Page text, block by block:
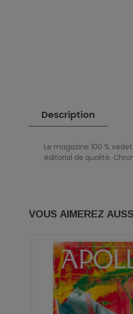
Description
Le magazine 100 %
éditorial de qualité.
VOUS AIMEREZ